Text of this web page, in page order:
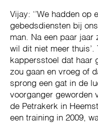
Vijay: ‘’We hadden op
gebedsdiensten bij
man. Na een paar jaar
wil dit niet meer
kappersstoel dat haar
zou gaan en vroeg of
sprong een gat in de
voorganger geworden
de Petrakerk in
een training in 2009,